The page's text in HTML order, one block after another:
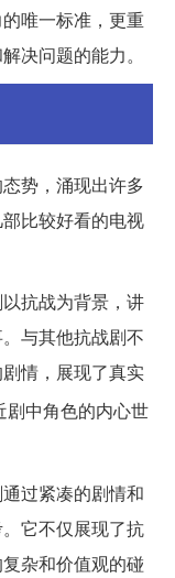
唯一标准，更重
决问题的能力。
势，涌现出许多
比较好看的电视
抗战为背景，讲
与其他抗战剧不
情，展现了真实
剧中角色的内心世
过紧凑的剧情和
它不仅展现了抗
杂和价值观的碰